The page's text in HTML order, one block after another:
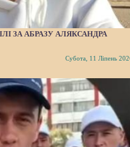
ЗА АБРАЗУ АЛЯКСАНДРА
Субота, 11 Ліпень